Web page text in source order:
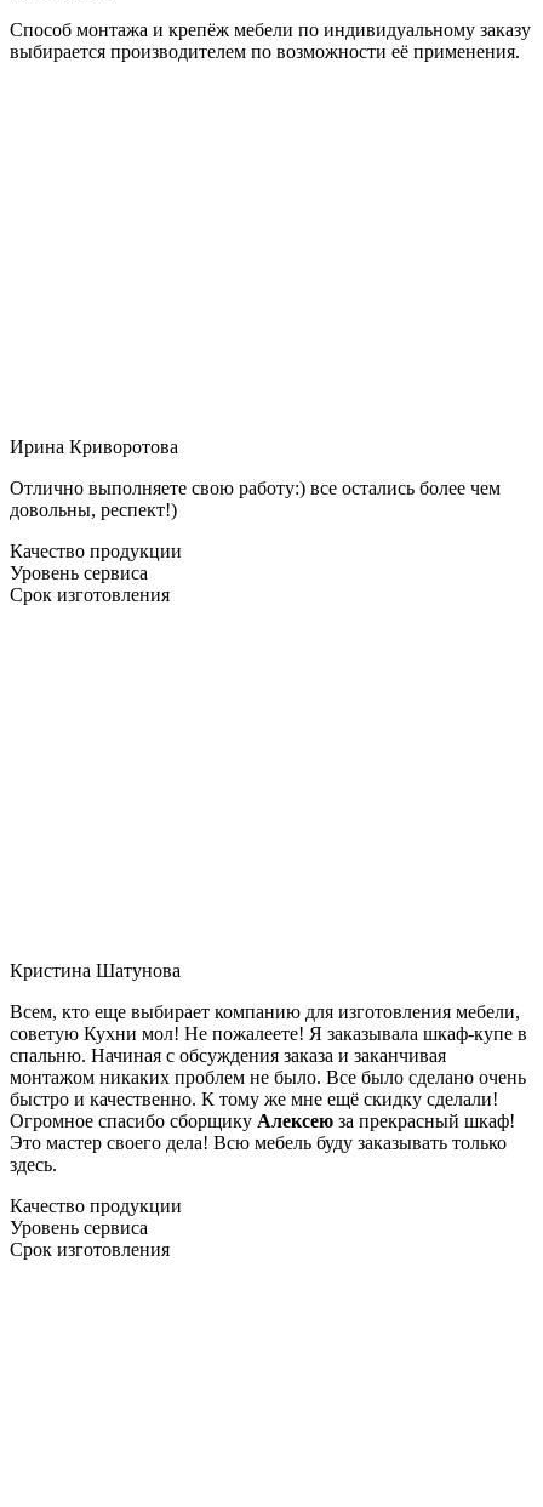
Способ монтажа и крепёж мебели по индивидуальному заказу
выбирается производителем по возможности её применения.
Ирина Криворотова
Отлично выполняете свою работу:) все остались более чем
довольны, респект!)
Качество продукции
Уровень сервиса
Срок изготовления
Кристина Шатунова
Всем, кто еще выбирает компанию для изготовления мебели,
советую Кухни мол! Не пожалеете! Я заказывала шкаф-купе в
спальню. Начиная с обсуждения заказа и заканчивая
монтажом никаких проблем не было. Все было сделано очень
быстро и качественно. К тому же мне ещё скидку сделали!
Огромное спасибо сборщику Алексею за прекрасный шкаф!
Это мастер своего дела! Всю мебель буду заказывать только
здесь.
Качество продукции
Уровень сервиса
Срок изготовления